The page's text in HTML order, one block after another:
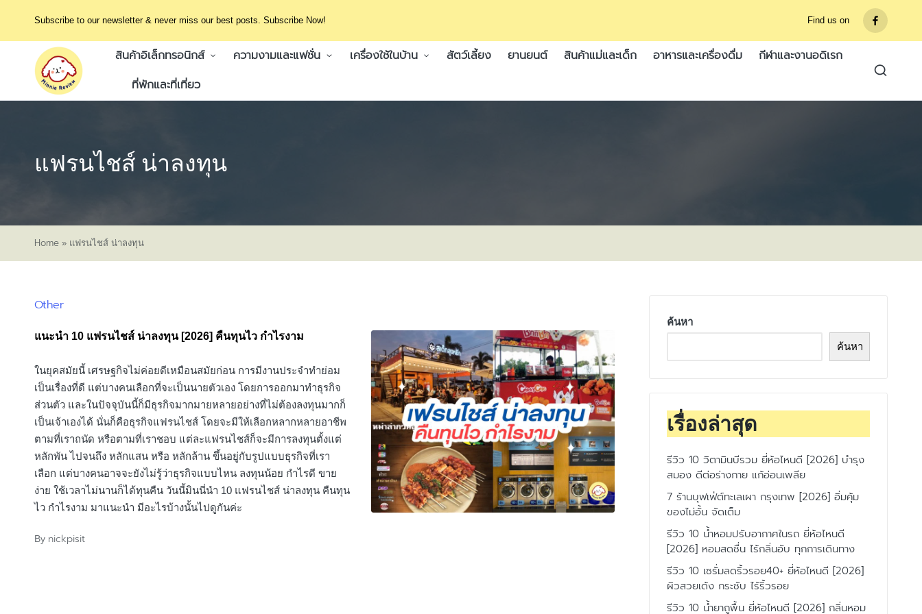
Subscribe to our newsletter & never miss our best posts. Subscribe Now! Find us on
รายการ
เมนู
สินค้าอิเล็กทรอนิกส์ ความงามและแฟชั่น เครื่องใช้ในบ้าน สัตว์เลี้ยง ยานยนต์ สินค้าแม่และเด็ก อาหารและเครื่องดื่ม
กีฬาและงานอดิเรก
ที่พักและที่เที่ยว
แฟรนไชส์ น่าลงทุน
Home » แฟรนไชส์ น่าลงทุน
Posted
Other
แนะนำ 10 แฟรนไชส์ น่าลงทุน [2026] คืนทุนไว กำไรงาม
ในยุคสมัยนี้ เศรษฐกิจไม่ค่อยดีเหมือนสมัยก่อน การมีงานประจำทำย่อม
เป็นเรื่องที่ดี แต่บางคนเลือกที่จะเป็นนายตัวเอง โดยการออกมาทำธุรกิจ
ส่วนตัว และในปัจจุบันนี้ก็มีธุรกิจมากมายหลายอย่างที่ไม่ต้องลงทุนมากก็
เป็นเจ้าเองได้ นั่นก็คือธุรกิจแฟรนไชส์ โดยจะมีให้เลือกหลากหลายอาชีพ
ตามที่เราถนัด หรือตามที่เราชอบ แต่ละแฟรนไชส์ก็จะมีการลงทุนตั้งแต่
หลักพัน ไปจนถึง หลักแสน หรือ หลักล้าน ขึ้นอยู่กับรูปแบบธุรกิจที่เรา
เลือก แต่บางคนอาจจะยังไม่รู้ว่าธุรกิจแบบไหน ลงทุนน้อย กำไรดี ขาย
ง่าย ใช้เวลาไม่นานก็ได้ทุนคืน วันนี้มินนี่นำ 10 แฟรนไชส์ น่าลงทุน คืนทุน
ไว กำไรงาม มาแนะนำ มีอะไรบ้างนั้นไปดูกันค่ะ
Posted
By nickpisit
ค้นหา
ค้นหา
เรื่องล่าสุด
รีวิว 10 วิตามินบีรวม ยี่ห้อไหนดี [2026] บำรุง
สมอง ดีต่อร่างกาย แก้อ่อนเพลีย
7 ร้านบุฟเฟ่ต์ทะเลเผา กรุงเทพ [2026] อิ่มคุ้ม
ของไม่อั้น จัดเต็ม
รีวิว 10 น้ำหอมปรับอากาศในรถ ยี่ห้อไหนดี
[2026] หอมสดชื่น ไร้กลิ่นอับ ทุกการเดินทาง
รีวิว 10 เซรั่มลดริ้วรอย40+ ยี่ห้อไหนดี [2026]
ผิวสวยเด้ง กระชับ ไร้ริ้วรอย
รีวิว 10 น้ำยาถูพื้น ยี่ห้อไหนดี [2026] กลิ่นหอม